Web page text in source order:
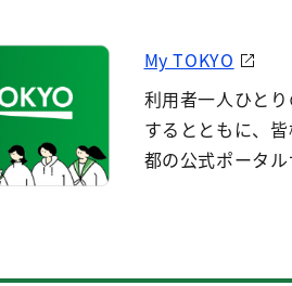
My TOKYO
利用者一人ひと
するとともに、
都の公式ポータル